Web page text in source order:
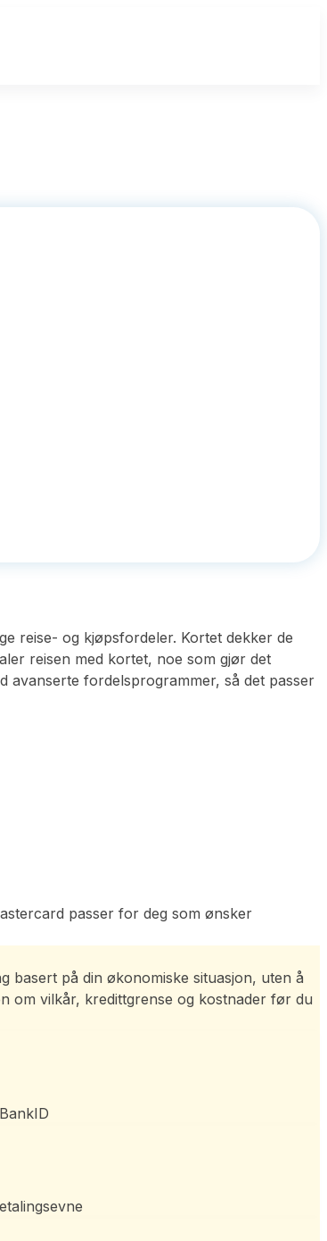
reise- og kjøpsfordeler. Kortet dekker de
reisen med kortet, noe som gjør det
avanserte fordelsprogrammer, så det passer
passer for deg som ønsker
basert på din økonomiske situasjon, uten å
om vilkår, kredittgrense og kostnader før du